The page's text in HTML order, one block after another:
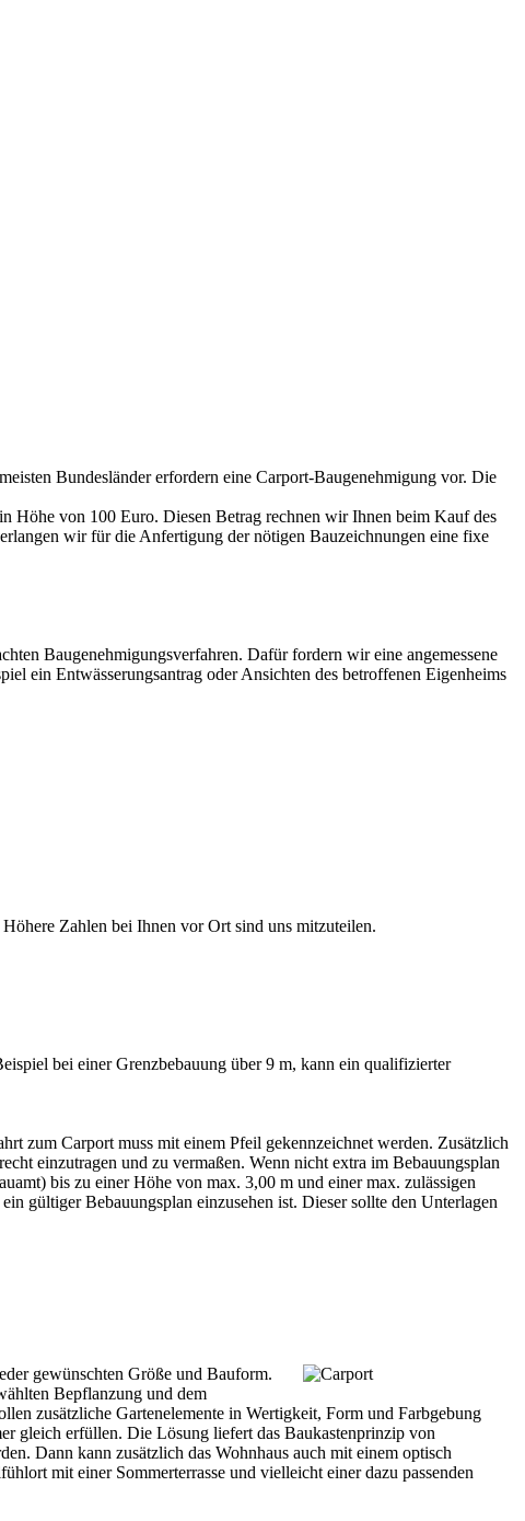
Bundesländer erfordern eine Carport-Baugenehmigung vor. Die
Höhe von 100 Euro. Diesen Betrag rechnen wir Ihnen beim Kauf des
wir für die Anfertigung der nötigen Bauzeichnungen eine fixe
Baugenehmigungsverfahren. Dafür fordern wir eine angemessene
ein Entwässerungsantrag oder Ansichten des betroffenen Eigenheims
Zahlen bei Ihnen vor Ort sind uns mitzuteilen.
bei einer Grenzbebauung über 9 m, kann ein qualifizierter
zum Carport muss mit einem Pfeil gekennzeichnet werden. Zusätzlich
einzutragen und zu vermaßen. Wenn nicht extra im Bebauungsplan
bis zu einer Höhe von max. 3,00 m und einer max. zulässigen
gültiger Bebauungsplan einzusehen ist. Dieser sollte den Unterlagen
gewünschten Größe und Bauform.
Bepflanzung und dem
zusätzliche Gartenelemente in Wertigkeit, Form und Farbgebung
gleich erfüllen. Die Lösung liefert das Baukastenprinzip von
Dann kann zusätzlich das Wohnhaus auch mit einem optisch
mit einer Sommerterrasse und vielleicht einer dazu passenden